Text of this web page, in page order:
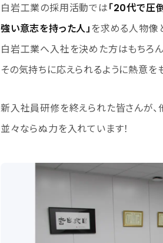
白岩工業の採用活動では「20代で圧
強い意志を持った人」 を求める人物像
白岩工業へ入社を決めた方はもちろ
その気持ちに応えられるように熱意を
新入社員研修を終えられた皆さんが
並々ならぬ力を入れています！